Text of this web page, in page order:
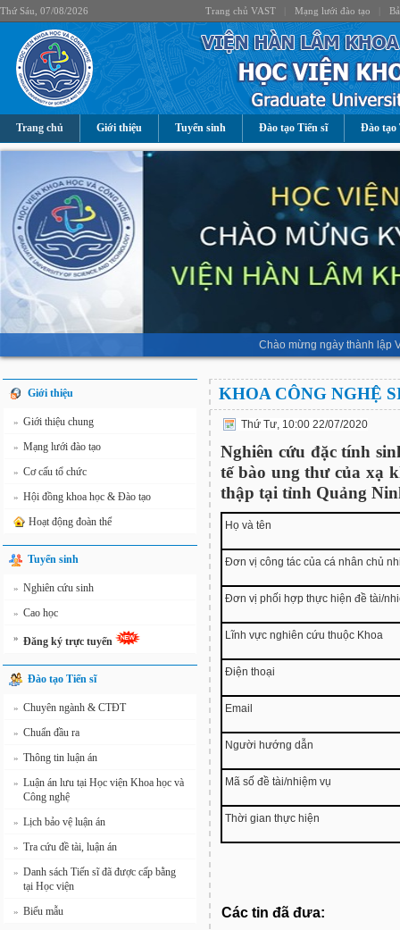
Thứ Sáu, 07/08/2026 Trang chủ VAST Mạng lưới đào tạo
Trang chủ Giới thiệu Tuyển sinh Đào tạo Tiến sĩ Đào tạo
Chào mừng ngày thành lập
Giới thiệu
» Giới thiệu chung
» Mạng lưới đào tạo
» Cơ cấu tổ chức
» Hội đồng khoa học & Đào tạo
Hoạt động đoàn thể
Tuyển sinh
» Nghiên cứu sinh
» Cao học
» Đăng ký trực tuyến
Đào tạo Tiến sĩ
» Chuyên ngành & CTĐT
» Chuẩn đầu ra
» Thông tin luận án
» Luận án lưu tại Học viện Khoa học và
Công nghệ
» Lịch bảo vệ luận án
» Tra cứu đề tài, luận án
» Danh sách Tiến sĩ đã được cấp bằng
tại Học viện
» Biểu mẫu
KHOA CÔNG NGHỆ
Thứ Tư, 10:00 22/07/2020
Nghiên cứu đặc tính
tế bào ung thư của xạ
thập tại tỉnh Quảng
Họ và tên
Đơn vị công tác của cá nhân chủ
Đơn vị phối hợp thực hiện đề tài/
Lĩnh vực nghiên cứu thuộc Khoa
Điện thoại
Email
Người hướng dẫn
Mã số đề tài/nhiệm vụ
Thời gian thực hiện
Các tin đã đưa: